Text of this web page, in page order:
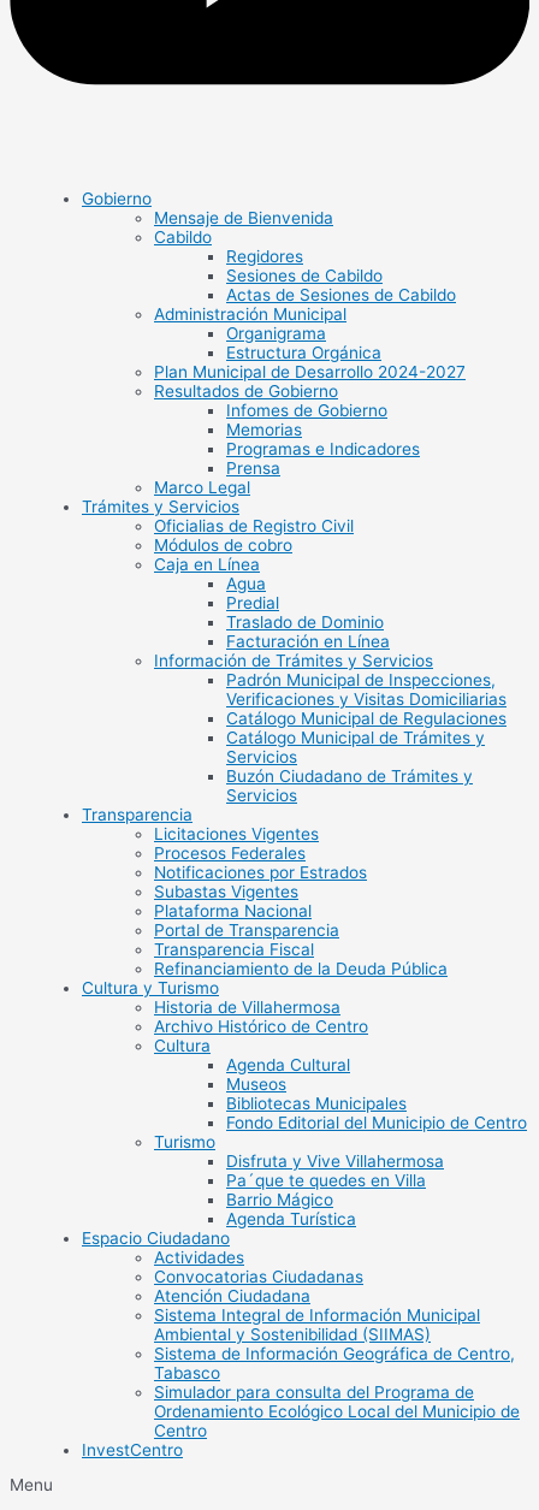
Gobierno
Mensaje de Bienvenida
Cabildo
Regidores
Sesiones de Cabildo
Actas de Sesiones de Cabildo
Administración Municipal
Organigrama
Estructura Orgánica
Plan Municipal de Desarrollo 2024-2027
Resultados de Gobierno
Infomes de Gobierno
Memorias
Programas e Indicadores
Prensa
Marco Legal
Trámites y Servicios
Oficialias de Registro Civil
Módulos de cobro
Caja en Línea
Agua
Predial
Traslado de Dominio
Facturación en Línea
Información de Trámites y Servicios
Padrón Municipal de Inspecciones,
Verificaciones y Visitas Domiciliarias
Catálogo Municipal de Regulaciones
Catálogo Municipal de Trámites y
Servicios
Buzón Ciudadano de Trámites y
Servicios
Transparencia
Licitaciones Vigentes
Procesos Federales
Notificaciones por Estrados
Subastas Vigentes
Plataforma Nacional
Portal de Transparencia
Transparencia Fiscal
Refinanciamiento de la Deuda Pública
Cultura y Turismo
Historia de Villahermosa
Archivo Histórico de Centro
Cultura
Agenda Cultural
Museos
Bibliotecas Municipales
Fondo Editorial del Municipio de Centro
Turismo
Disfruta y Vive Villahermosa
Pa´que te quedes en Villa
Barrio Mágico
Agenda Turística
Espacio Ciudadano
Actividades
Convocatorias Ciudadanas
Atención Ciudadana
Sistema Integral de Información Municipal
Ambiental y Sostenibilidad (SIIMAS)
Sistema de Información Geográfica de Centro,
Tabasco
Simulador para consulta del Programa de
Ordenamiento Ecológico Local del Municipio de
Centro
InvestCentro
Menu